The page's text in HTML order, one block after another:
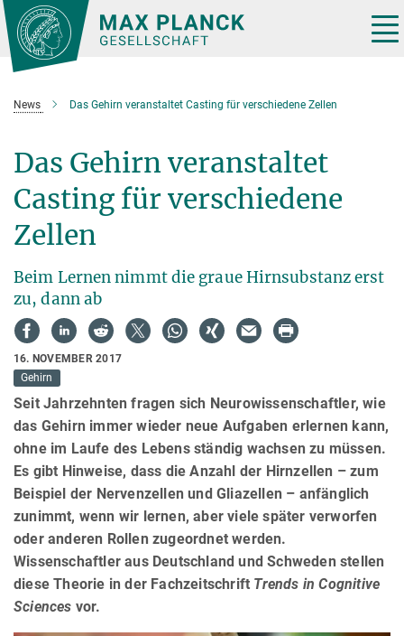
Hauptinhalt
News Das Gehirn veranstaltet Casting für verschiedene Zellen
Das Gehirn veranstaltet
Casting für verschiedene
Zellen
Beim Lernen nimmt die graue Hirnsubstanz erst
zu, dann ab
16. NOVEMBER 2017
Gehirn
Seit Jahrzehnten fragen sich Neurowissenschaftler, wie
das Gehirn immer wieder neue Aufgaben erlernen kann,
ohne im Laufe des Lebens ständig wachsen zu müssen.
Es gibt Hinweise, dass die Anzahl der Hirnzellen – zum
Beispiel der Nervenzellen und Gliazellen – anfänglich
zunimmt, wenn wir lernen, aber viele später verworfen
oder anderen Rollen zugeordnet werden.
Wissenschaftler aus Deutschland und Schweden stellen
diese Theorie in der Fachzeitschrift Trends in Cognitive
Sciences vor.